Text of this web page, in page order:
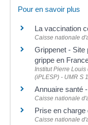
Pour en savoir plus
La vaccination
Caisse nationale
Grippenet - Site
grippe en
Institut Pierre
(iPLESP) - UMR S
Annuaire santé
Caisse nationale
Prise en
Caisse nationale